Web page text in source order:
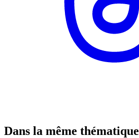
Dans la même thématique